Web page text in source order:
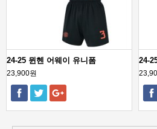
24-25 뮌헨 어웨이 유니폼
23,900원
24-